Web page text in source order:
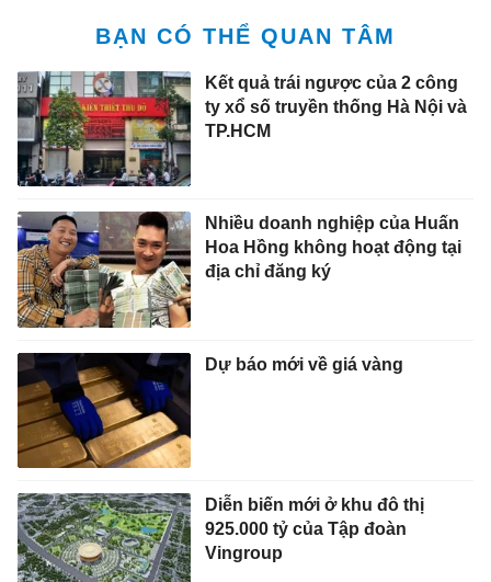
BẠN CÓ THỂ QUAN TÂM
Kết quả trái ngược của 2 công
ty xổ số truyền thống Hà Nội và
TP.HCM
Nhiều doanh nghiệp của Huấn
Hoa Hồng không hoạt động tại
địa chỉ đăng ký
Dự báo mới về giá vàng
Diễn biến mới ở khu đô thị
925.000 tỷ của Tập đoàn
Vingroup